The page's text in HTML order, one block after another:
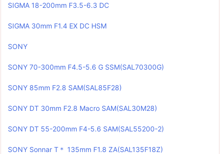
SIGMA 18-200mm F3.5-6.3 DC
SIGMA 30mm F1.4 EX DC HSM
SONY
SONY 70-300mm F4.5-5.6 G SSM(SAL70300G)
SONY 85mm F2.8 SAM(SAL85F28)
SONY DT 30mm F2.8 Macro SAM(SAL30M28)
SONY DT 55-200mm F4-5.6 SAM(SAL55200-2)
SONY Sonnar T＊ 135mm F1.8 ZA(SAL135F18Z)